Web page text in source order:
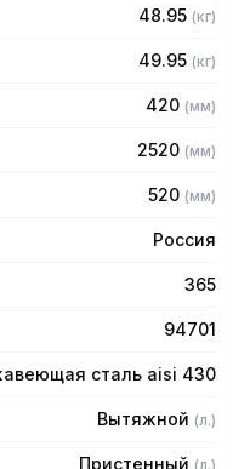
короба
AISI 430 толщиной
48.95 (кг)
49.95 (кг)
420 (мм)
2520 (мм)
520 (мм)
Россия
365
94701
сталь aisi 430
Вытяжной (л.)
Пристенный (л.)